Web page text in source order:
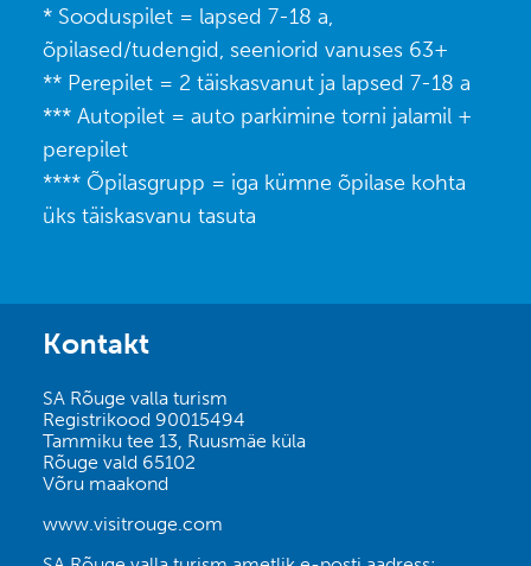
* Sooduspilet = lapsed 7-18 a,
õpilased/tudengid, seeniorid vanuses 63+
** Perepilet = 2 täiskasvanut ja lapsed 7-18 a
*** Autopilet = auto parkimine torni jalamil +
perepilet
**** Õpilasgrupp = iga kümne õpilase kohta
üks täiskasvanu tasuta
Kontakt
SA Rõuge valla turism
Registrikood 90015494
Tammiku tee 13, Ruusmäe küla
Rõuge vald 65102
Võru maakond
www.visitrouge.com